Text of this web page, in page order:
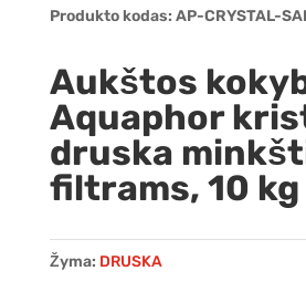
Produkto kodas: AP-CRYSTAL-
Aukštos
Aquaphor
druska
filtrams, 10 kg
Žyma: DRUSKA